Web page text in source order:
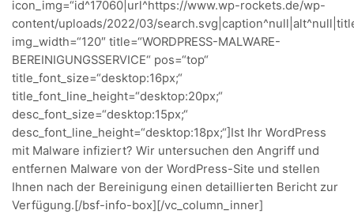
icon_img=“id^17060|url^https://www.wp-rockets.de/wp-
content/uploads/2022/03/
img_width=“120″ title=“WORDPRESS-MALWARE-
BEREINIGUNGSSERVICE“ pos=“top“
title_font_size=“desktop:16px;“
title_font_line_height=“desktop:20px;“
desc_font_size=“desktop:15px;“
desc_font_line_height=“desktop:18px;“]Ist Ihr WordPress
mit Malware infiziert? Wir untersuchen den Angriff und
entfernen Malware von der WordPress-Site und stellen
Ihnen nach der Bereinigung einen detaillierten Bericht zur
Verfügung.[/bsf-info-box][/vc_column_inner]